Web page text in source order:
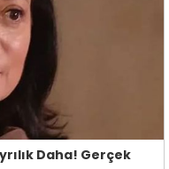
Daha! Gerçek